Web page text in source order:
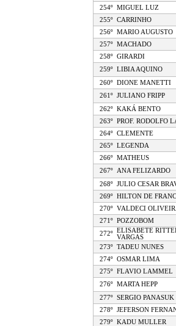
254º
MIGUEL LUZ
255º
CARRINHO
256º
MARIO AUGUSTO
257º
MACHADO
258º
GIRARDI
259º
LIBIA AQUINO
260º
DIONE MANETTI
261º
JULIANO FRIPP
262º
KAKÁ BENTO
263º
PROF. RODOLFO
264º
CLEMENTE
265º
LEGENDA
266º
MATHEUS
267º
ANA FELIZARDO
268º
JULIO CESAR
269º
HILTON DE
270º
VALDECI
271º
POZZOBOM
272º
ELISABETE
VARGAS
273º
TADEU NUNES
274º
OSMAR LIMA
275º
FLAVIO LAMMEL
276º
MARTA HEPP
277º
SERGIO PANASUK
278º
JEFERSON
279º
KADU MULLER